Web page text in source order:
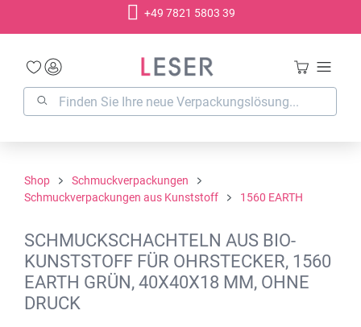
+49 7821 5803 39
Shop
Schmuckverpackungen
Schmuckverpackungen aus Kunststoff
1560 EARTH
SCHMUCKSCHACHTELN AUS BIO-
KUNSTSTOFF FÜR OHRSTECKER, 1560
EARTH GRÜN, 40X40X18 MM, OHNE
DRUCK